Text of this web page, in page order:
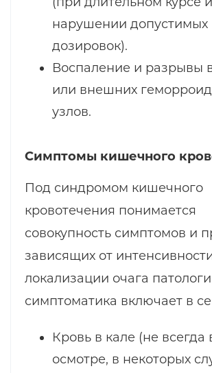
нарушении допустимых
дозировок).
Воспаление и разрывы
или внешних
узлов.
Симптомы кишечного
Под синдромом кишечного
кровотечения понимается
совокупность симптомов и
зависящих от
локализации очага
симптоматика включает в
Кровь в кале (не
осмотре, в некоторых